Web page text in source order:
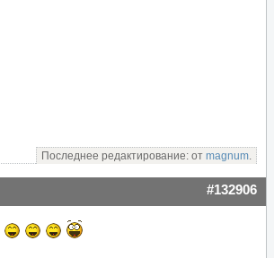
Последнее редактирование: от magnum.
#132906